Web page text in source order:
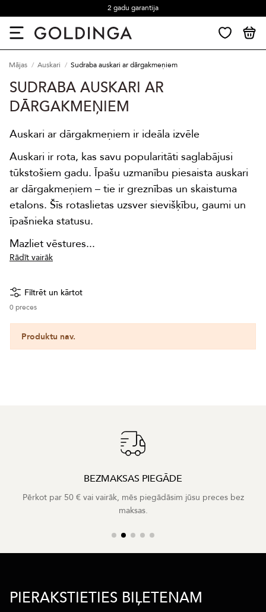
2 gadu garantija
Mājas Auskari Sudraba auskari ar dārgakmeņiem
SUDRABA AUSKARI AR
DĀRGAKMEŅIEM
Auskari ar dārgakmeņiem ir ideāla izvēle
Auskari ir rota, kas savu popularitāti saglabājusi
tūkstošiem gadu. Īpašu uzmanību piesaista auskari
ar dārgakmeņiem – tie ir greznības un skaistuma
etalons. Šīs rotaslietas uzsver sievišķību, gaumi un
īpašnieka statusu.
Mazliet vēstures...
Rādīt vairāk
Produktu nav.
Filtrēt un kārtot
0preces
BEZMAKSAS PIEGĀDE
Pērkot par 50 € vai vairāk, mēs piegādāsim jūsu preces bez
maksas.
PIERAKSTIETIES BIĻETENAM